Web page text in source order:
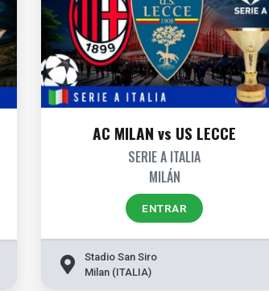
AC MILAN vs US LECCE
SERIE A ITALIA
MILÁN
ENTRAR
Stadio San Siro
Milan (ITALIA)